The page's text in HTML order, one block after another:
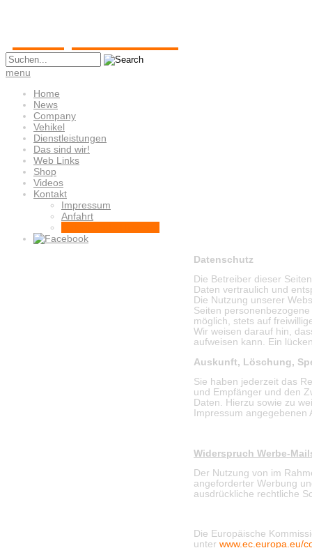
menu
Home
News
Company
Vehikel
Dienstleistungen
Das sind wir!
Web Links
Shop
Videos
Kontakt
Impressum
Anfahrt
Datenschutz
Die Betreiber dieser
Daten vertraulich und
Die Nutzung unserer
Seiten
möglich, stets auf
Wir weisen darauf hin,
aufweisen kann. Ein
Auskunft, Löschung,
Sie haben jederzeit das
und Empfänger und den
Daten. Hierzu sowie zu
Impressum
Widerspruch Werbe-
Der Nutzung von im
angeforderter Werbung
ausdrückliche rechtliche
Die Europäische
unter www.ec.europa.eu/